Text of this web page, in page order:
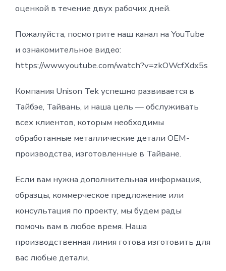
оценкой в ​​течение двух рабочих дней.
Пожалуйста, посмотрите наш канал на YouTube
и ознакомительное видео:
https://www.youtube.com/watch?v=zkOWcfXdx5s
Компания Unison Tek успешно развивается в
Тайбэе, Тайвань, и наша цель — обслуживать
всех клиентов, которым необходимы
обработанные металлические детали OEM-
производства, изготовленные в Тайване.
Если вам нужна дополнительная информация,
образцы, коммерческое предложение или
консультация по проекту, мы будем рады
помочь вам в любое время. Наша
производственная линия готова изготовить для
вас любые детали.